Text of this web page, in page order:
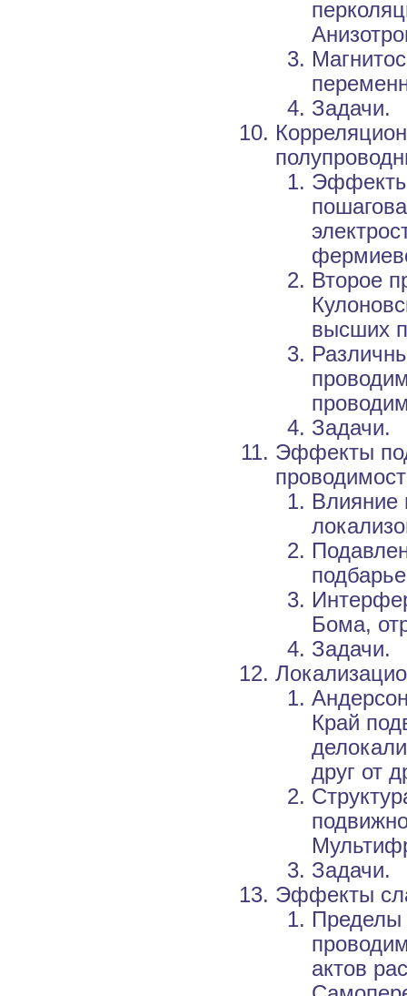
Задачи.
Эффекты
Второе
высших
Задачи.
Эффекты
Влияние
Бома,
Задачи.
Край
друг от
Задачи.
Эффекты
Пределы
актов